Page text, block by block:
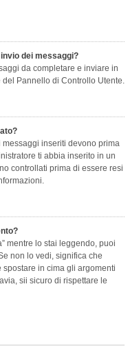
dei messaggi?
da completare e inviare in
Pannello di Controllo Utente.
messaggi inseriti devono prima
ti abbia inserito in un
controllati prima di essere resi
mentre lo stai leggendo, puoi
non lo vedi, significa che
in cima gli argomenti
sii sicuro di rispettare le